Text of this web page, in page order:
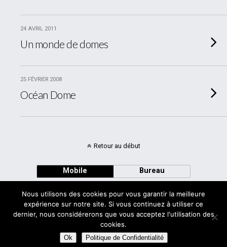
24 AVRIL 2011
Un monde de domes
25 FÉVRIER 2008
Océan Dome
Retour au début
Mobile Bureau
Avec
WPtouch Mobile Suite for WordPress
Nous utilisons des cookies pour vous garantir la meilleure
expérience sur notre site. Si vous continuez à utiliser ce
dernier, nous considérerons que vous acceptez l'utilisation des
cookies.
Ok Politique de Confidentialité